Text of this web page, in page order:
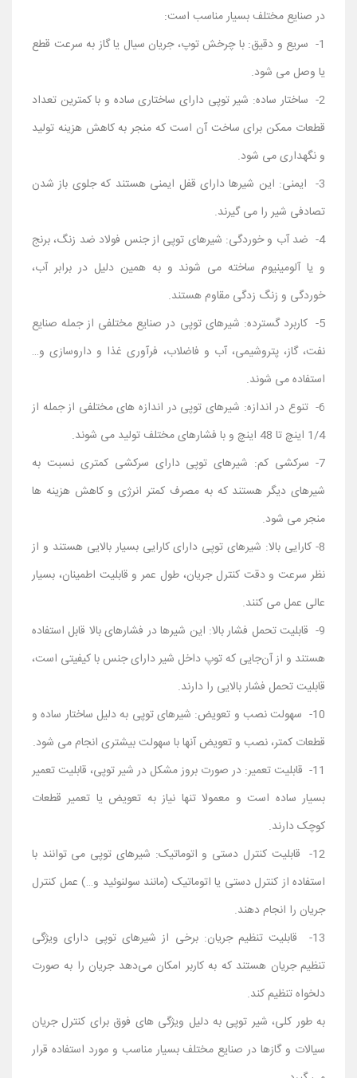
در صنایع مختلف بسیار مناسب است:
1- سریع و دقیق: با چرخش توپ، جریان سیال یا گاز به سرعت قطع
یا وصل می‌ شود.
2- ساختار ساده: شیر توپی دارای ساختاری ساده و با کمترین تعداد
قطعات ممکن برای ساخت آن است که منجر به کاهش هزینه تولید
و نگهداری می ‌شود.
3- ایمنی: این شیرها دارای قفل ایمنی هستند که جلوی باز شدن
تصادفی شیر را می ‌گیرند.
4- ضد آب و خوردگی: شیرهای توپی از جنس فولاد ضد زنگ، برنج
و یا آلومینیوم ساخته می ‌شوند و به همین دلیل در برابر آب،
خوردگی و زنگ ‌زدگی مقاوم هستند.
5- کاربرد گسترده: شیرهای توپی در صنایع مختلفی از جمله صنایع
نفت، گاز، پتروشیمی، آب و فاضلاب، فرآوری غذا و داروسازی و…
استفاده می ‌شوند.
6- تنوع در اندازه: شیرهای توپی در اندازه‌ های مختلفی از جمله از
1/4 اینچ تا 48 اینچ و با فشارهای مختلف تولید می‌ شوند.
7- سرکشی کم: شیرهای توپی دارای سرکشی کمتری نسبت به
شیرهای دیگر هستند که به مصرف کمتر انرژی و کاهش هزینه‌ ها
منجر می ‌شود.
8- کارایی بالا: شیرهای توپی دارای کارایی بسیار بالایی هستند و از
نظر سرعت و دقت کنترل جریان، طول عمر و قابلیت اطمینان، بسیار
عالی عمل می کنند.
9- قابلیت تحمل فشار بالا: این شیرها در فشارهای بالا قابل استفاده
هستند و از آن‌جایی که توپ داخل شیر دارای جنس با کیفیتی است،
قابلیت تحمل فشار بالایی را دارند.
10- سهولت نصب و تعویض: شیرهای توپی به دلیل ساختار ساده و
قطعات کمتر، نصب و تعویض آنها با سهولت بیشتری انجام می شود.
11- قابلیت تعمیر: در صورت بروز مشکل در شیر توپی، قابلیت تعمیر
بسیار ساده است و معمولا تنها نیاز به تعویض یا تعمیر قطعات
کوچک دارند.
12- قابلیت کنترل دستی و اتوماتیک: شیرهای توپی می ‌توانند با
استفاده از کنترل دستی یا اتوماتیک (مانند سولنوئید و…) عمل کنترل
جریان را انجام دهند.
13- قابلیت تنظیم جریان: برخی از شیرهای توپی دارای ویژگی
تنظیم جریان هستند که به کاربر امکان می‌دهد جریان را به صورت
دلخواه تنظیم کند.
به طور کلی، شیر توپی به دلیل ویژگی ‌های فوق برای کنترل جریان
سیالات و گازها در صنایع مختلف بسیار مناسب و مورد استفاده قرار